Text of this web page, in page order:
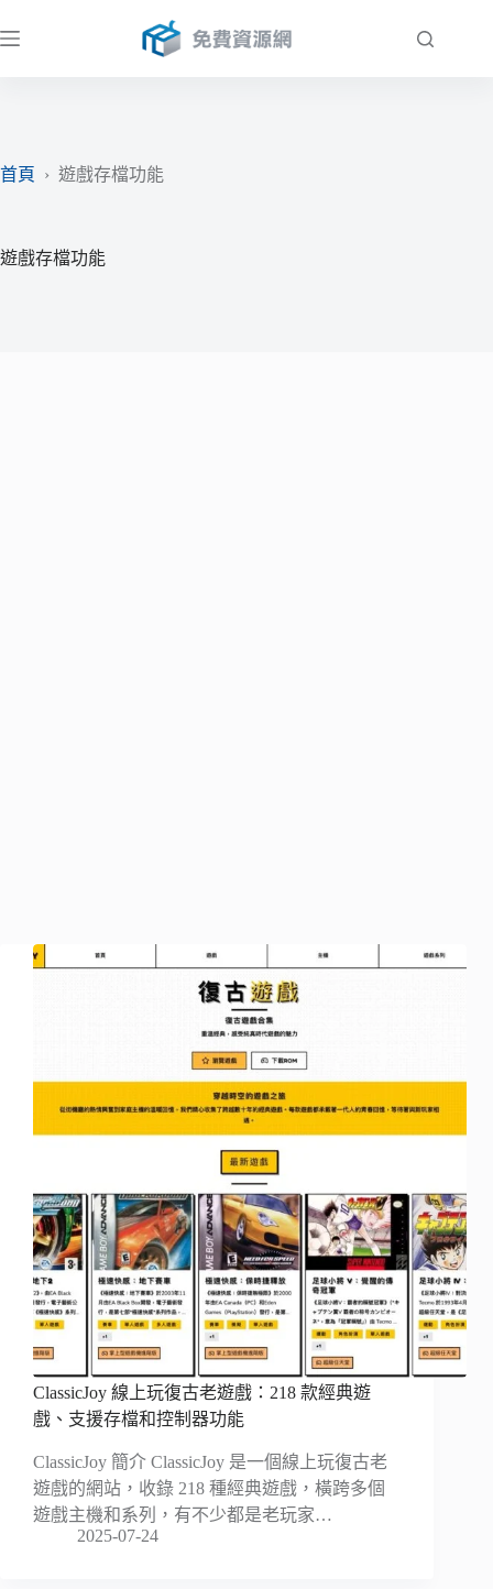
至
首頁
› 遊戲存檔功能
遊戲存檔功能
ClassicJoy 線上玩復古老遊戲：218 款經典遊
戲、支援存檔和控制器功能
ClassicJoy 簡介 ClassicJoy 是一個線上玩復古老
遊戲的網站，收錄 218 種經典遊戲，橫跨多個
遊戲主機和系列，有不少都是老玩家…
2025-07-24